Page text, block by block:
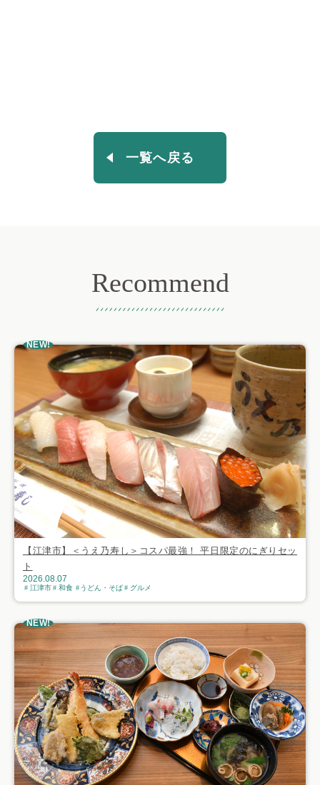
一覧へ戻る
Recommend
NEW!
【江津市】＜うえ乃寿し＞コスパ最強！ 平日限定のにぎりセッ
ト
2026.08.07
江津市 和食 うどん・そば グルメ
NEW!